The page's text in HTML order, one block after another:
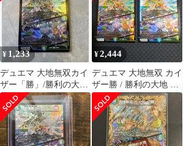
¥ 1,233
デュエマ 大地無双カイ
ザー「勝」/勝利の大地
【SR】
¥2,444
デュエマ 大地無双 カイ
ザー勝 / 勝利の大地 SR
2枚